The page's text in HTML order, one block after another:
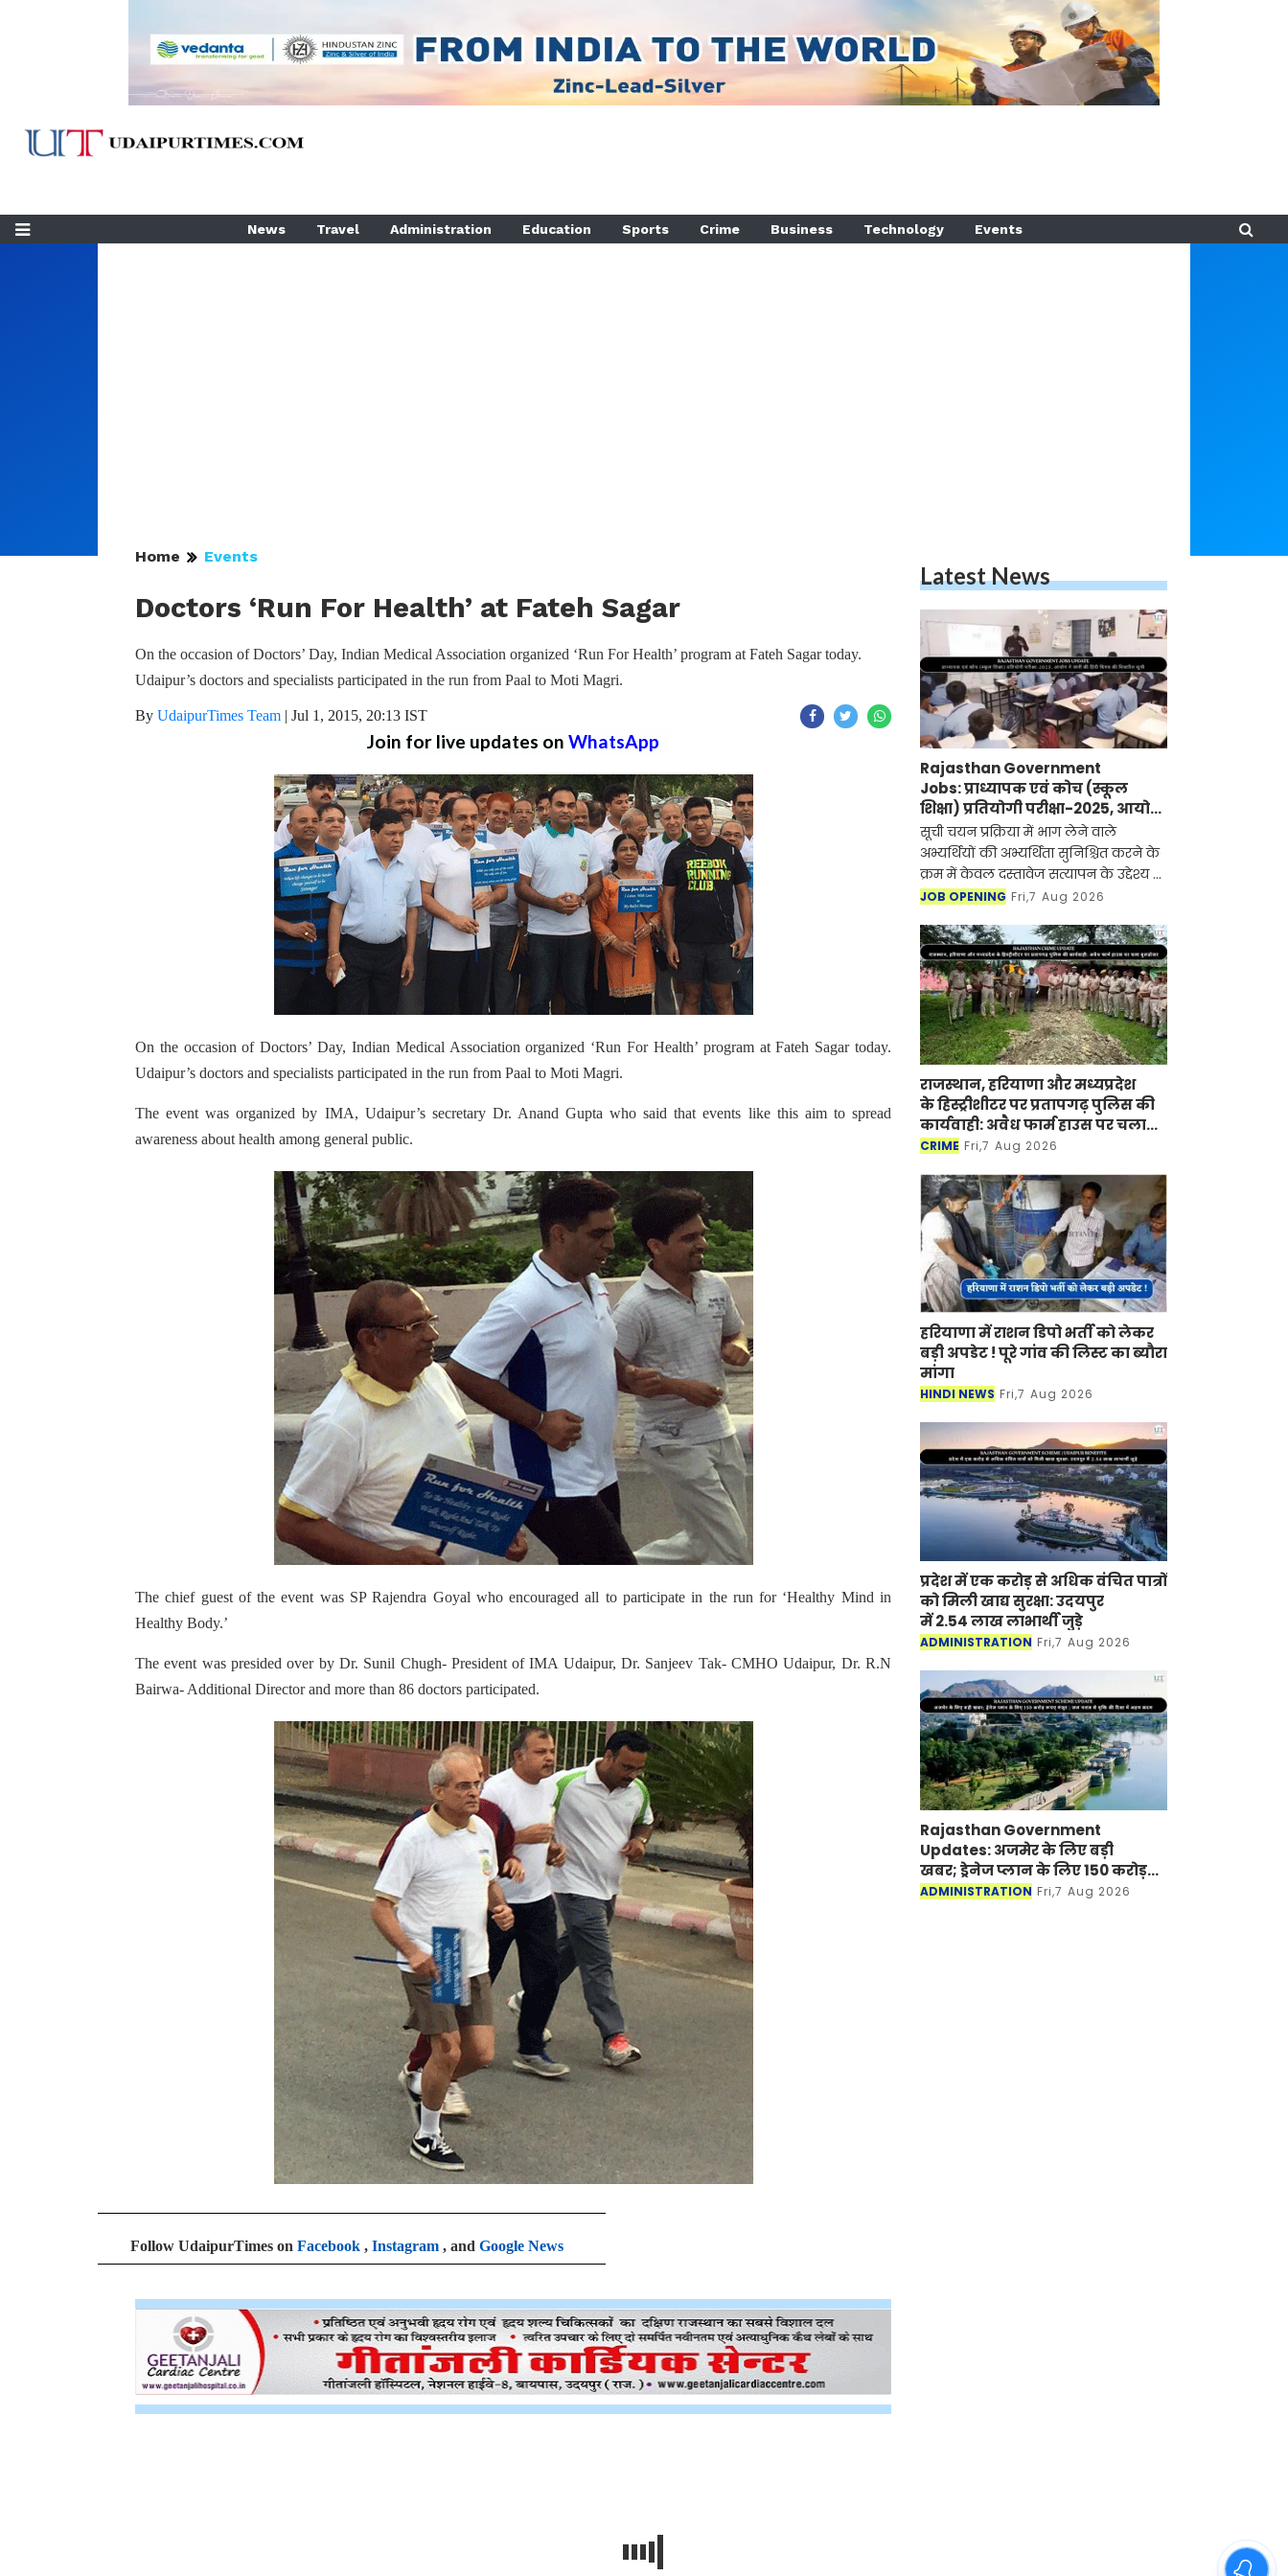
News Travel Administration Education Sports Crime Business Technology Events
Home Events
Doctors ‘Run For Health’ at Fateh Sagar
On the occasion of Doctors’ Day, Indian Medical Association organized ‘Run For Health’ program at Fateh Sagar today.
Udaipur’s doctors and specialists participated in the run from Paal to Moti Magri.
By UdaipurTimes Team | Jul 1, 2015, 20:13 IST
Join for live updates on WhatsApp
On the occasion of Doctors’ Day, Indian Medical Association organized ‘Run For Health’ program at Fateh Sagar today.
Udaipur’s doctors and specialists participated in the run from Paal to Moti Magri.
The event was organized by IMA, Udaipur’s secretary Dr. Anand Gupta who said that events like this aim to spread
awareness about health among general public.
The chief guest of the event was SP Rajendra Goyal who encouraged all to participate in the run for ‘Healthy Mind in
Healthy Body.’
The event was presided over by Dr. Sunil Chugh- President of IMA Udaipur, Dr. Sanjeev Tak- CMHO Udaipur, Dr. R.N
Bairwa- Additional Director and more than 86 doctors participated.
Follow UdaipurTimes on Facebook , Instagram , and Google News
Latest News
Rajasthan Government
Jobs: प्राध्यापक एवं कोच (स्कूल
शिक्षा) प्रतियोगी परीक्षा-2025, आयोग
ने जारी की हिंदी विषय की विचारित
सूची
सूची चयन प्रक्रिया में भाग लेने वाले
अभ्यर्थियों की अभ्यर्थिता सुनिश्चित करने के
क्रम में केवल दस्तावेज सत्यापन के उद्देश्य से
है
JOB OPENING Fri,7 Aug 2026
राजस्थान, हरियाणा और मध्यप्रदेश
के हिस्ट्रीशीटर पर प्रतापगढ़ पुलिस की
कार्यवाही: अवैध फार्म हाउस पर चला
बुलडोजर
CRIME Fri,7 Aug 2026
हरियाणा में राशन डिपो भर्ती को लेकर
बड़ी अपडेट ! पूरे गांव की लिस्ट का ब्यौरा
मांगा
HINDI NEWS Fri,7 Aug 2026
प्रदेश में एक करोड़ से अधिक वंचित पात्रों
को मिली खाद्य सुरक्षा: उदयपुर
में 2.54 लाख लाभार्थी जुड़े
ADMINISTRATION Fri,7 Aug 2026
Rajasthan Government
Updates: अजमेर के लिए बड़ी
खबर; ड्रेनेज प्लान के लिए 150 करोड़
रूपए मंजूर
ADMINISTRATION Fri,7 Aug 2026